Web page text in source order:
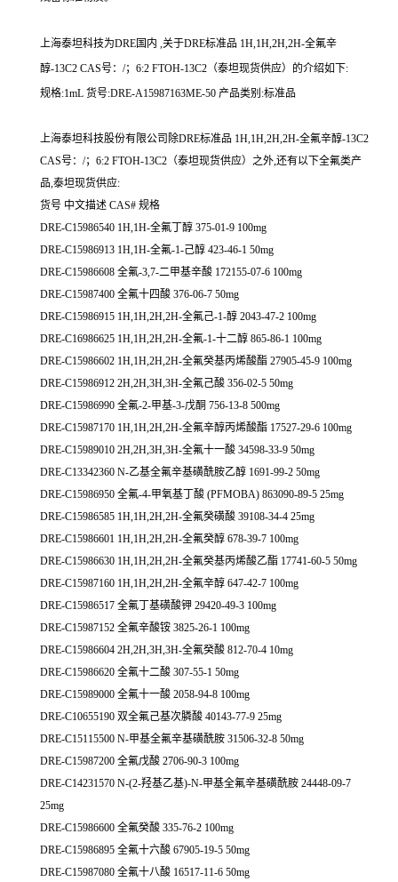
上海泰坦科技为DRE国内 ,关于DRE标准品 1H,1H,2H,2H-全氟辛
醇-13C2 CAS号：/；6:2 FTOH-13C2（泰坦现货供应）的介绍如下:
规格:1mL 货号:DRE-A15987163ME-50 产品类别:标准品
上海泰坦科技股份有限公司除DRE标准品 1H,1H,2H,2H-全氟辛醇-13C2
CAS号：/；6:2 FTOH-13C2（泰坦现货供应）之外,还有以下全氟类产
品,泰坦现货供应:
货号 中文描述 CAS# 规格
DRE-C15986540 1H,1H-全氟丁醇 375-01-9 100mg
DRE-C15986913 1H,1H-全氟-1-己醇 423-46-1 50mg
DRE-C15986608 全氟-3,7-二甲基辛酸 172155-07-6 100mg
DRE-C15987400 全氟十四酸 376-06-7 50mg
DRE-C15986915 1H,1H,2H,2H-全氟己-1-醇 2043-47-2 100mg
DRE-C16986625 1H,1H,2H,2H-全氟-1-十二醇 865-86-1 100mg
DRE-C15986602 1H,1H,2H,2H-全氟癸基丙烯酸酯 27905-45-9 100mg
DRE-C15986912 2H,2H,3H,3H-全氟己酸 356-02-5 50mg
DRE-C15986990 全氟-2-甲基-3-戊酮 756-13-8 500mg
DRE-C15987170 1H,1H,2H,2H-全氟辛醇丙烯酸酯 17527-29-6 100mg
DRE-C15989010 2H,2H,3H,3H-全氟十一酸 34598-33-9 50mg
DRE-C13342360 N-乙基全氟辛基磺酰胺乙醇 1691-99-2 50mg
DRE-C15986950 全氟-4-甲氧基丁酸 (PFMOBA) 863090-89-5 25mg
DRE-C15986585 1H,1H,2H,2H-全氟癸磺酸 39108-34-4 25mg
DRE-C15986601 1H,1H,2H,2H-全氟癸醇 678-39-7 100mg
DRE-C15986630 1H,1H,2H,2H-全氟癸基丙烯酸乙酯 17741-60-5 50mg
DRE-C15987160 1H,1H,2H,2H-全氟辛醇 647-42-7 100mg
DRE-C15986517 全氟丁基磺酸钾 29420-49-3 100mg
DRE-C15987152 全氟辛酸铵 3825-26-1 100mg
DRE-C15986604 2H,2H,3H,3H-全氟癸酸 812-70-4 10mg
DRE-C15986620 全氟十二酸 307-55-1 50mg
DRE-C15989000 全氟十一酸 2058-94-8 100mg
DRE-C10655190 双全氟己基次膦酸 40143-77-9 25mg
DRE-C15115500 N-甲基全氟辛基磺酰胺 31506-32-8 50mg
DRE-C15987200 全氟戊酸 2706-90-3 100mg
DRE-C14231570 N-(2-羟基乙基)-N-甲基全氟辛基磺酰胺 24448-09-7
25mg
DRE-C15986600 全氟癸酸 335-76-2 100mg
DRE-C15986895 全氟十六酸 67905-19-5 50mg
DRE-C15987080 全氟十八酸 16517-11-6 50mg